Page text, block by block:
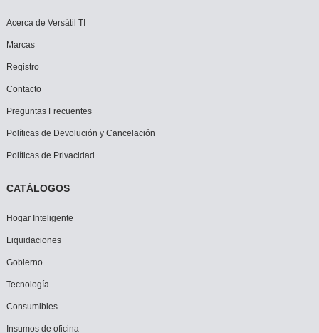
Acerca de Versátil TI
Marcas
Registro
Contacto
Preguntas Frecuentes
Políticas de Devolución y Cancelación
Políticas de Privacidad
CATÁLOGOS
Hogar Inteligente
Liquidaciones
Gobierno
Tecnología
Consumibles
Insumos de oficina